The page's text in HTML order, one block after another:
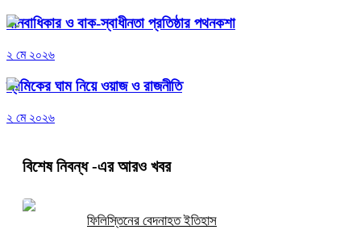
মানবাধিকার ও বাক-স্বাধীনতা প্রতিষ্ঠার পথনকশা
২ মে ২০২৬
শ্রমিকের ঘাম নিয়ে ওয়াজ ও রাজনীতি
২ মে ২০২৬
বিশেষ নিবন্ধ-এর আরও খবর
ফিলিস্তিনের বেদনাহত ইতিহাস